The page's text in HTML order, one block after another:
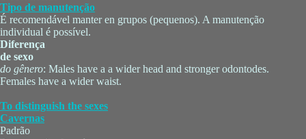
Tipo de manutenção
É recomendável manter en grupos (pequenos). A manutenção
individual é possível.
Diferença
de sexo
do gênero: Males have a a wider head and stronger odontodes.
Females have a wider waist.
To distinguish the sexes
Cavernas
Padrão